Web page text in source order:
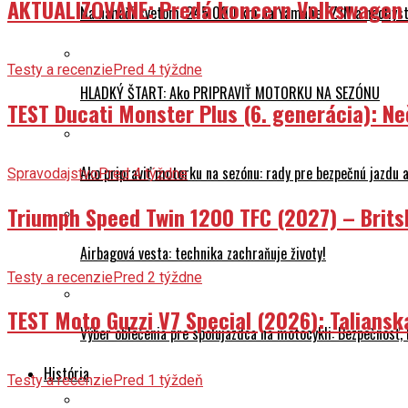
HLADKÝ ŠTART: Ako PRIPRAVIŤ MOTORKU NA SEZÓNU
Airbagová vesta: technika zachraňuje životy!
Výber oblečenia pre spolujazdca na motocykli:
Testy a recenzie
TEST Ducati Monster Plus (6. generácia):
Triumph Speed Twin 1200 TFC (2027) –
Testy a recenziePred 2 týždne
TEST Moto Guzzi V7 Special (2026):
Testy a recenzie